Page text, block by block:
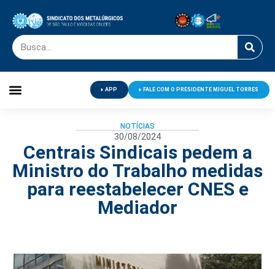
APP FALE COM O PRESIDENTE MIGUEL TORRES
NOTÍCIAS
30/08/2024
Centrais Sindicais pedem a
Ministro do Trabalho medidas
para reestabelecer CNES e
Mediador